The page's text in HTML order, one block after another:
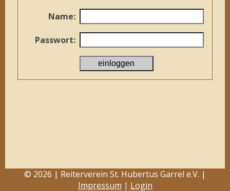
Name:
Passwort:
© 2026 | Reiterverein St. Hubertus Garrel e.V. |
Impressum | Login